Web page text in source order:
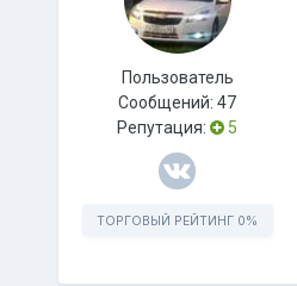
Пользователь
Сообщений:47
Репутация:
5
ТОРГОВЫЙ РЕЙТИНГ 0%